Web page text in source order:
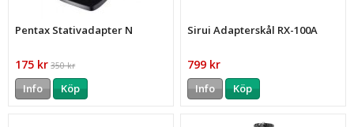
Pentax Stativadapter N
175 kr 350 kr
Info Köp
Sirui Adapterskål RX-100A
799 kr
Info Köp